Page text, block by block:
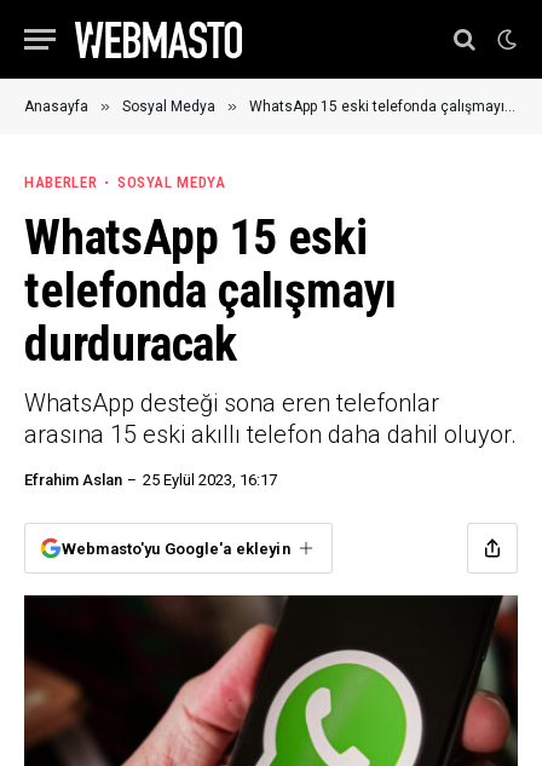
Anasayfa » Sosyal Medya » WhatsApp 15 eski telefonda çalışmayı durduracak
HABERLER SOSYAL MEDYA
WhatsApp 15 eski
telefonda çalışmayı
durduracak
WhatsApp desteği sona eren telefonlar
arasına 15 eski akıllı telefon daha dahil oluyor.
Efrahim Aslan 25 Eylül 2023, 16:17
Webmasto'yu Google'a ekleyin